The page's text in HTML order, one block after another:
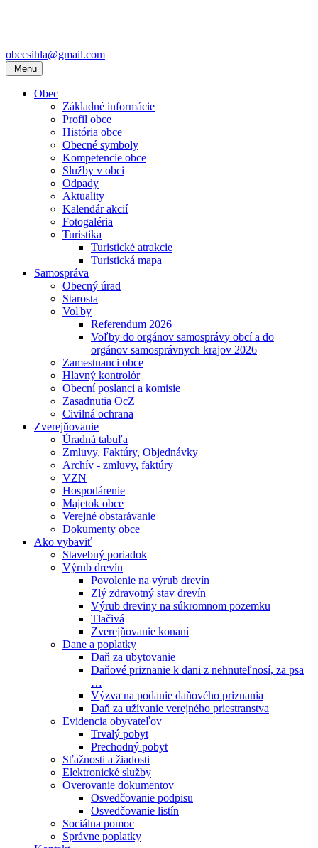
obecsihla@gmail.com
Menu
Obec
Základné informácie
Profil obce
História obce
Obecné symboly
Kompetencie obce
Služby v obci
Odpady
Aktuality
Kalendár akcií
Fotogaléria
Turistika
Turistické atrakcie
Turistická mapa
Samospráva
Obecný úrad
Starosta
Voľby
Referendum 2026
Voľby do orgánov samosprávy obcí a do
orgánov samosprávnych krajov 2026
Zamestnanci obce
Hlavný kontrolór
Obecní poslanci a komisie
Zasadnutia OcZ
Civilná ochrana
Zverejňovanie
Úradná tabuľa
Zmluvy, Faktúry, Objednávky
Archív - zmluvy, faktúry
VZN
Hospodárenie
Majetok obce
Verejné obstarávanie
Dokumenty obce
Ako vybaviť
Stavebný poriadok
Výrub drevín
Povolenie na výrub drevín
Zlý zdravotný stav drevín
Výrub dreviny na súkromnom pozemku
Tlačivá
Zverejňovanie konaní
Dane a poplatky
Daň za ubytovanie
Daňové priznanie k dani z nehnuteľnosí, za psa
…
Výzva na podanie daňového priznania
Daň za užívanie verejného priestranstva
Evidencia obyvateľov
Trvalý pobyt
Prechodný pobyt
Sťažnosti a žiadosti
Elektronické služby
Overovanie dokumentov
Osvedčovanie podpisu
Osvedčovanie listín
Sociálna pomoc
Správne poplatky